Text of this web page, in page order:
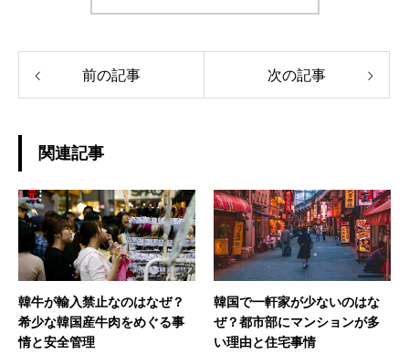
前の記事 次の記事
関連記事
韓牛が輸入禁止なのはなぜ？
希少な韓国産牛肉をめぐる事
情と安全管理
韓国で一軒家が少ないのはな
ぜ？都市部にマンションが多
い理由と住宅事情